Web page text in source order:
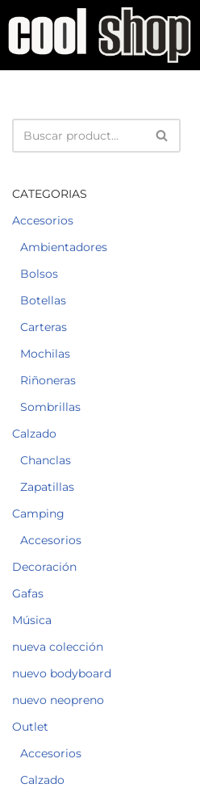
Saltar
CATEGORIAS
Accesorios
Ambientadores
Bolsos
Botellas
Carteras
Mochilas
Riñoneras
Sombrillas
Calzado
Chanclas
Zapatillas
Camping
Accesorios
Decoración
Gafas
Música
nueva colección
nuevo bodyboard
nuevo neopreno
Outlet
Accesorios
Calzado